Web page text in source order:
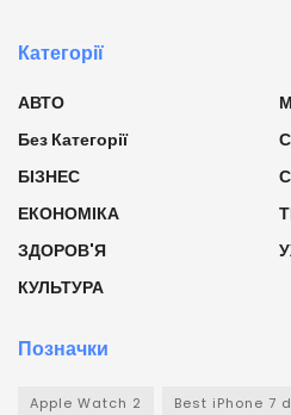
Категорії
АВТО
Без Категорії
БІЗНЕС
ЕКОНОМІКА
ЗДОРОВ'Я
КУЛЬТУРА
Позначки
Apple Watch 2 Best iPhone 7